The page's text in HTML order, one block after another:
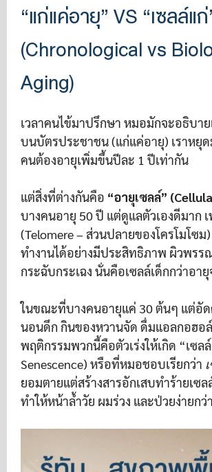
“แก่แค่อายุ” VS “เซลล์แ
(Chronological vs
Aging)
เวลาคนไข้มาปรึกษา หมอมักจะอธิบาย
บนบัตรประชาชน (แก่แค่อายุ) เราหยุ
คนต้องอายุเพิ่มขึ้นปีละ 1 ปีเท่ากัน
แต่สิ่งที่ต่างกันคือ “อายุเซลล์”
บางคนอายุ 50 ปี แต่ดูแลตัวเองดีมาก เ
(Telomere – ส่วนปลายของโครโมโซม
ทำงานได้อย่างมีประสิทธิภาพ ผิวพรร
กระฉับกระเฉง นั่นคือเซลล์เด็กกว่าอายุ
ในขณะที่บางคนอายุแค่ 30 ต้นๆ แต่อัด
นอนดึก กินของหวานจัด ดื่มแอลกอฮอ
พฤติกรรมพวกนี้คือตัวเร่งให้เกิด “เซล
Senescence) หรือที่หมอชอบเรียกว่า
ยอมตายแต่สร้างสารอักเสบทำร้ายเซ
ทำให้หน้าล้ำวัย ผมร่วง และป่วยง่ายกว่